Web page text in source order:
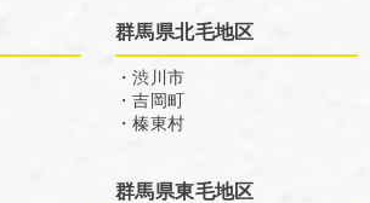
群馬県北毛地区
・渋川市
・吉岡町
・榛東村
群馬県東毛地区